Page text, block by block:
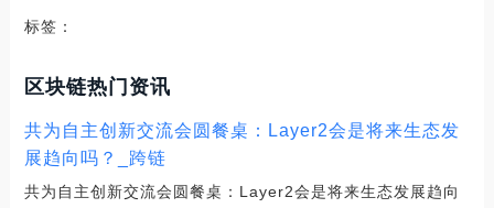
标签：
区块链热门资讯
共为自主创新交流会圆餐桌：Layer2会是将来生态发
展趋向吗？_跨链
共为自主创新交流会圆餐桌：Layer2会是将来生态发展趋向